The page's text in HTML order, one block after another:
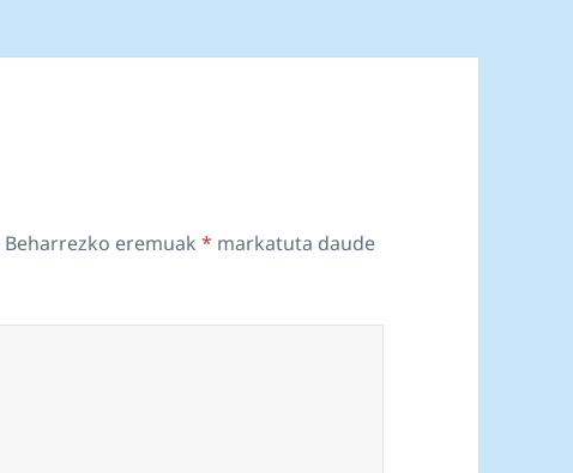
Beharrezko eremuak* markatuta daude